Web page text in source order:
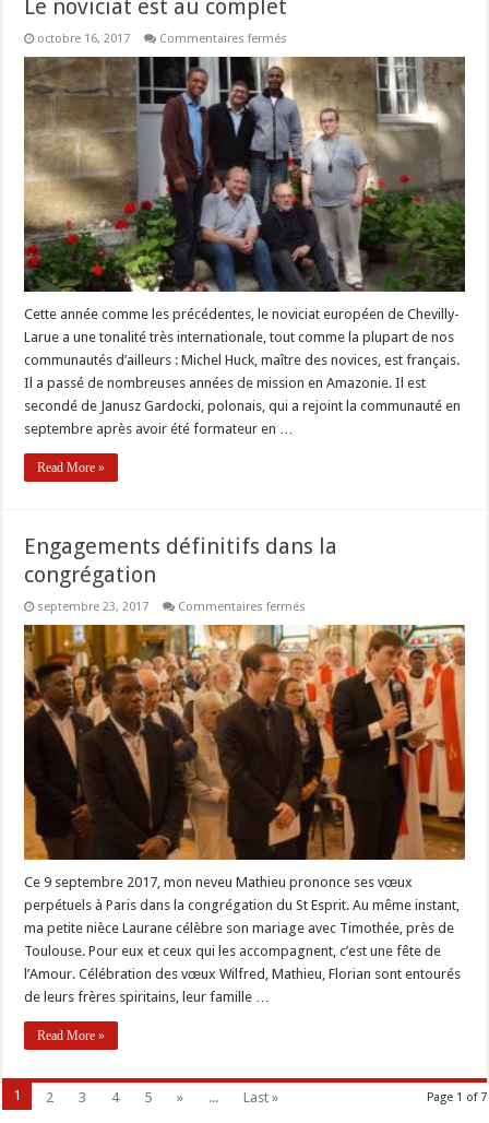
Le noviciat est au complet
octobre 16, 2017 Commentaires fermés
est
au
complet
Cette année comme les précédentes, le noviciat européen de Chevilly-
Larue a une tonalité très internationale, tout comme la plupart de nos
communautés d’ailleurs : Michel Huck, maître des novices, est français.
Il a passé de nombreuses années de mission en Amazonie. Il est
secondé de Janusz Gardocki, polonais, qui a rejoint la communauté en
septembre après avoir été formateur en …
Read More »
Engagements définitifs dans la
congrégation
septembre 23, 2017 Commentaires fermés
définitifs
dans
la
congrégation
Ce 9 septembre 2017, mon neveu Mathieu prononce ses vœux
perpétuels à Paris dans la congrégation du St Esprit. Au même instant,
ma petite nièce Laurane célèbre son mariage avec Timothée, près de
Toulouse. Pour eux et ceux qui les accompagnent, c’est une fête de
l’Amour. Célébration des vœux Wilfred, Mathieu, Florian sont entourés
de leurs frères spiritains, leur famille …
Read More »
Page 1 of 7
1 2 3 4 5 » ... Last »